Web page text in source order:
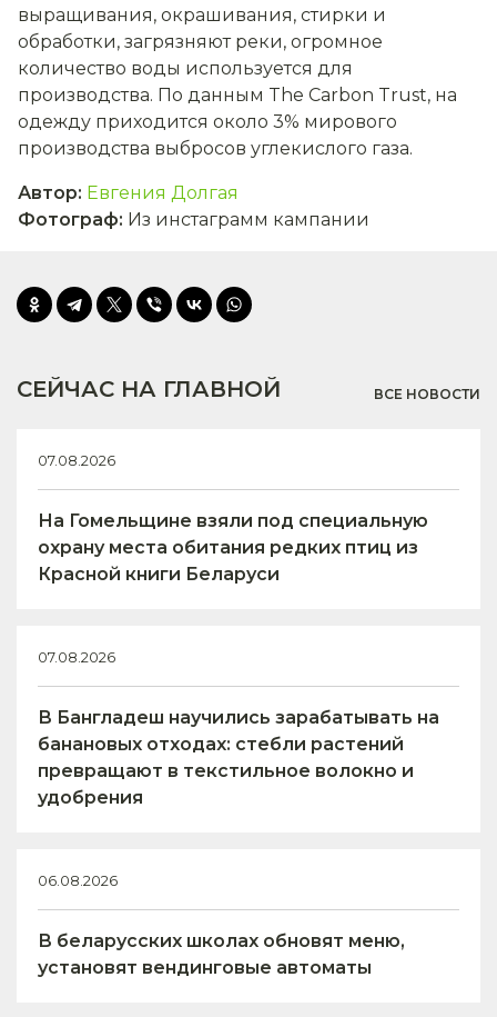
выращивания, окрашивания, стирки и
обработки, загрязняют реки, огромное
количество воды используется для
производства. По данным The Carbon Trust, на
одежду приходится около 3% мирового
производства выбросов углекислого газа.
Автор: Евгения Долгая
Фотограф: Из инстаграмм кампании
СЕЙЧАС НА ГЛАВНОЙ ВСЕ НОВОСТИ
07.08.2026
На Гомельщине взяли под специальную
охрану места обитания редких птиц из
Красной книги Беларуси
07.08.2026
В Бангладеш научились зарабатывать на
банановых отходах: стебли растений
превращают в текстильное волокно и
удобрения
06.08.2026
В беларусских школах обновят меню,
установят вендинговые автоматы